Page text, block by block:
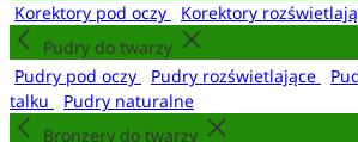
Korektory pod oczy
Korektory
Pudry do twarzy
Pudry pod oczy
Pudry rozświetlające
talku
Pudry naturalne
Bronzery do twarzy